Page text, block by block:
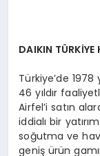
DAIKIN TÜ
Türkiye’de 1978
46 yıldır
Airfel’i satın
iddialı bir
soğutma ve
geniş ürün